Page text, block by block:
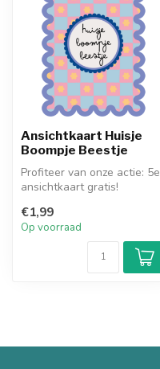
Ansichtkaart Huisje
Boompje Beestje
Profiteer van onze actie: 5e
ansichtkaart gratis!
€1,99
Op voorraad